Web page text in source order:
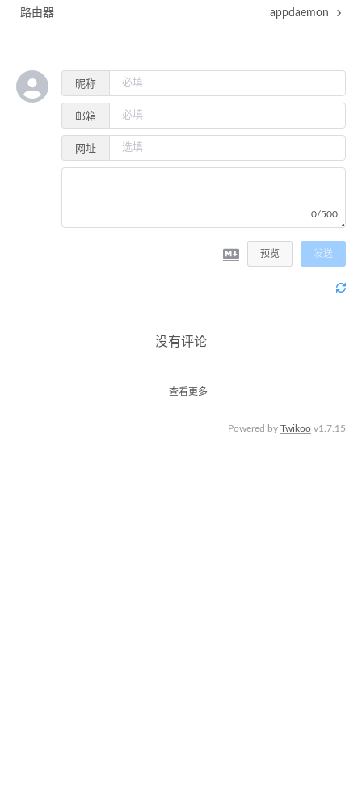
路由器
appdaemon
昵称
邮箱
网址
0/500
预览 发送
没有评论
查看更多
Powered by Twikoo v1.7.15